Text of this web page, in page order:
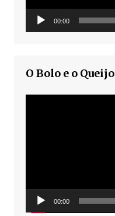
00:00
O Bolo e o Queijo
00:00